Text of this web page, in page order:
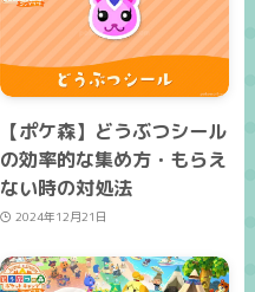
【ポケ森】どうぶつシール
の効率的な集め方・もらえ
ない時の対処法
2024年12月21日